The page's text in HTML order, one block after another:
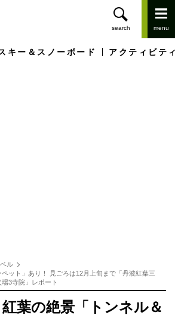
キー＆スノーボード アクティビテ
ベル
ット」あり！ 見ごろは12月上旬まで「丹波紅葉三
3寺院」レポート
葉の絶景「トンネル＆